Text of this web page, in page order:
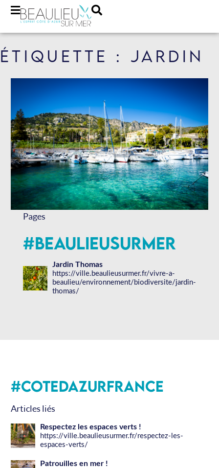
Étiquette : jardin
Pages
#BeaulieuSurMer
Jardin Thomas
https://ville.beaulieusurmer.fr/vivre-a-
beaulieu/environnement/biodiversite/jardin-
thomas/
#CotedAzurFrance
Articles liés
Respectez les espaces verts !
https://ville.beaulieusurmer.fr/respectez-les-
espaces-verts/
Patrouilles en mer !